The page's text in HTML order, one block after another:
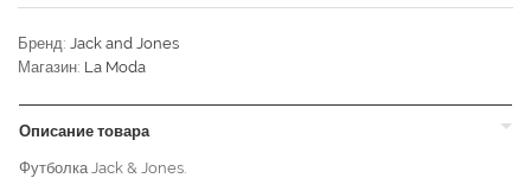
Бренд: Jack and Jones
Магазин: La Moda
Описание товара
Футболка Jack & Jones.